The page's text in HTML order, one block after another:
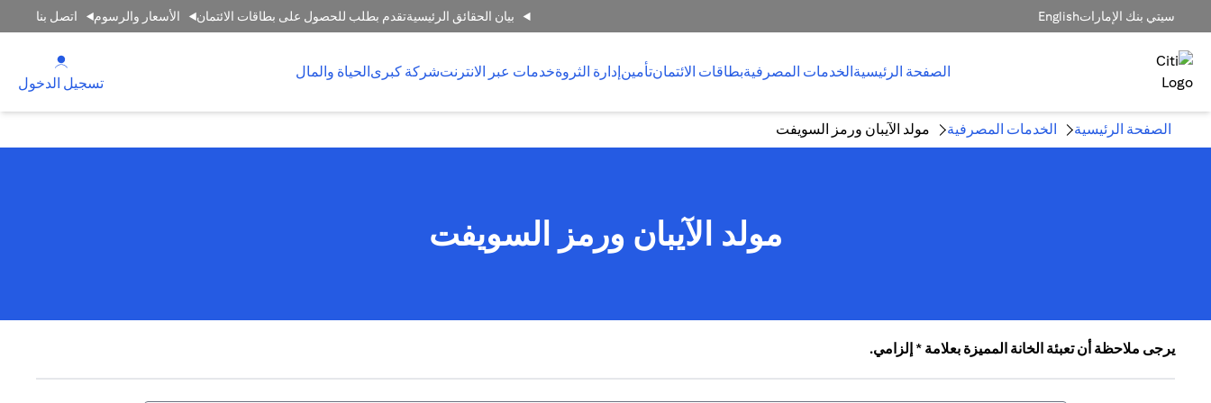
سيتي بنك الإماراتEnglish بيان الحقائق الرئيسيةتقدم بطلب للحصول على بطاقات الائتمان الأسعار والرسوم اتصل بنا
الصفحة الرئيسيةالخدمات المصرفيةبطاقات الائتمانتأمينإدارة الثروةخدمات عبر الانترنتشركة كبرىالحياة والمال
تسجيل الدخول
الصفحة الرئيسية الخدمات المصرفية مولد الآيبان ورمز السويفت
مولد الآيبان ورمز السويفت
يرجى ملاحظة أن تعبئة الخانة المميزة بعلامة * إلزامي.